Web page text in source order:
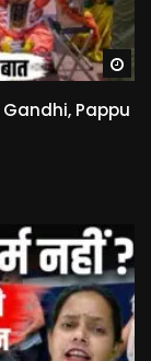
Pappu